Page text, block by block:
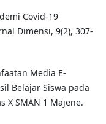
Covid-19
Dimensi, 9(2), 307-
Media E-
Belajar Siswa pada
X SMAN 1 Majene.